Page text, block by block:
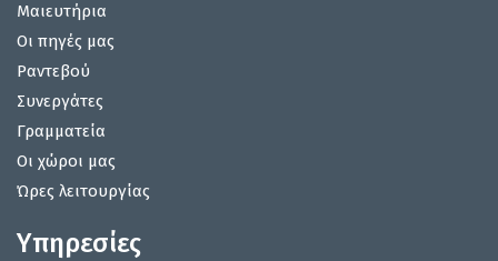
Μαιευτήρια
Οι πηγές μας
Ραντεβού
Συνεργάτες
Γραμματεία
Οι χώροι μας
Ώρες λειτουργίας
Υπηρεσίες